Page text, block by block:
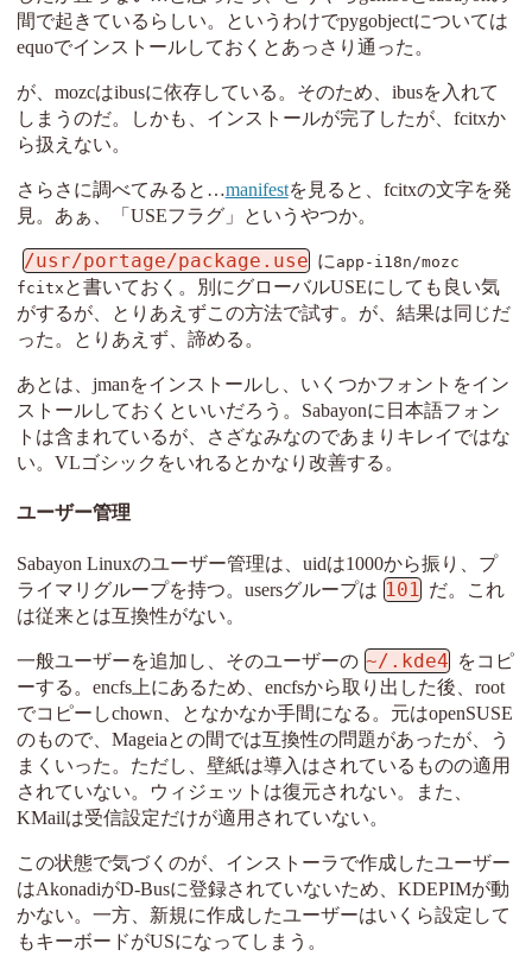
間で起きているらしい。というわけでpygobjectについては
equoでインストールしておくとあっさり通った。
が、mozcはibusに依存している。そのため、ibusを入れて
しまうのだ。しかも、インストールが完了したが、fcitxか
ら扱えない。
さらさに調べてみると…manifestを見ると、fcitxの文字を発
見。あぁ、「USEフラグ」というやつか。
/usr/portage/package.use に app-i18n/mozc
fcitx と書いておく。別にグローバルUSEにしても良い気
がするが、とりあえずこの方法で試す。が、結果は同じだ
った。とりあえず、諦める。
あとは、jmanをインストールし、いくつかフォントをイン
ストールしておくといいだろう。Sabayonに日本語フォン
トは含まれているが、さざなみなのであまりキレイではな
い。VLゴシックをいれるとかなり改善する。
ユーザー管理
Sabayon Linuxのユーザー管理は、uidは1000から振り、プ
ライマリグループを持つ。usersグループは 101 だ。これ
は従来とは互換性がない。
一般ユーザーを追加し、そのユーザーの ~/.kde4 をコピ
ーする。encfs上にあるため、encfsから取り出した後、root
でコピーしchown、となかなか手間になる。元はopenSUSE
のもので、Mageiaとの間では互換性の問題があったが、う
まくいった。ただし、壁紙は導入はされているものの適用
されていない。ウィジェットは復元されない。また、
KMailは受信設定だけが適用されていない。
この状態で気づくのが、インストーラで作成したユーザー
はAkonadiがD-Busに登録されていないため、KDEPIMが動
かない。一方、新規に作成したユーザーはいくら設定して
もキーボードがUSになってしまう。